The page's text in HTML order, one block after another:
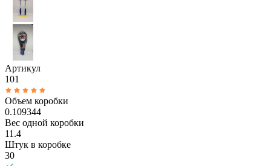
Артикул
101
Объем коробки
0.109344
Вес одной коробки
11.4
Штук в коробке
30